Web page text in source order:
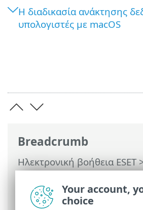
Breadcrumb
Ηλεκτρονική βοήθεια ESET
Disk Encryption>
ESET Full Disk Encryption >
κρυπτογράφησης
>
Η διαδικασία ανάκτησης
υπολογιστές με macOS
Your account,
choice